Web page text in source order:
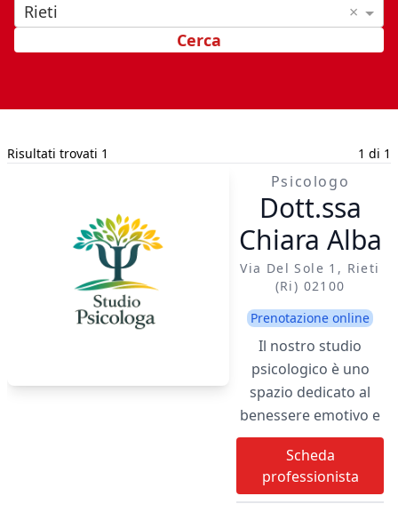
Rieti
×
Cerca
Risultati trovati 1 1 di 1
Psicologo
Dott.ssa
Chiara Alba
Via Del Sole 1, Rieti
(ri) 02100
Prenotazione online
Il nostro studio
psicologico è uno
spazio dedicato al
benessere emotivo e
alla crescita
personale, dove ogni
individuo può sentirsi
ascoltato, compreso
Scheda
professionista